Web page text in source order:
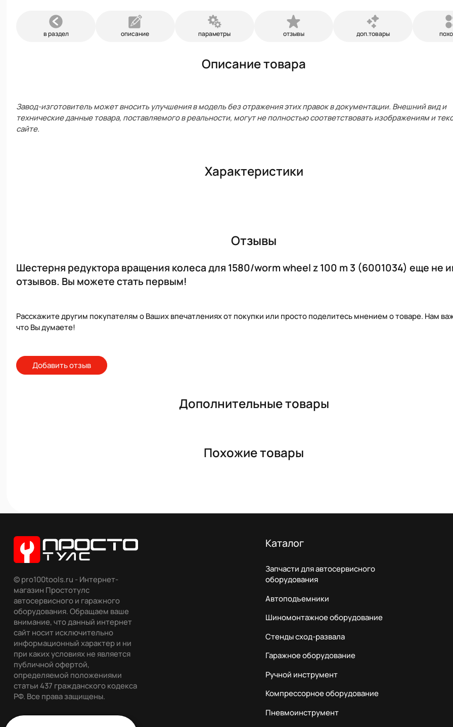
в раздел описание параметры отзывы доп.товары
Описание товара
Завод-изготовитель может вносить улучшения в модель без отражения этих правок в документации. Внешний вид и
технические данные товара, поставляемого в реальности, могут не полностью соответствовать изображениям и
сайте.
Характеристики
Отзывы
Шестерня редуктора вращения колеса для 1580/worm wheel z 100 m 3 (6001034) еще не
отзывов. Вы можете стать первым!
Расскажите другим покупателям о Ваших впечатлениях от покупки или просто поделитесь мнением о товаре. Нам
что Вы думаете!
Добавить отзыв
Дополнительные товары
Похожие товары
© pro100tools.ru - Интернет-
магазин Простотулс
автосервисного и гаражного
оборудования. Обращаем ваше
внимание, что данный интернет
сайт носит исключительно
информационный характер и ни
при каких условиях не является
публичной офертой,
определяемой положениями
статьи 437 гражданского кодекса
РФ. Все права защищены.
Каталог
Запчасти для автосервисного
оборудования
Автоподъемники
Шиномонтажное оборудование
Стенды сход-развала
Гаражное оборудование
Ручной инструмент
Компрессорное оборудование
Пневмоинструмент